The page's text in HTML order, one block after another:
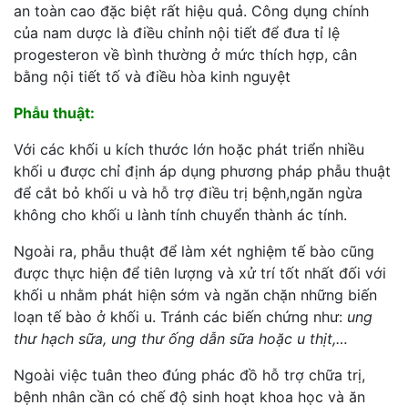
an toàn cao đặc biệt rất hiệu quả. Công dụng chính
của nam dược là điều chỉnh nội tiết để đưa tỉ lệ
progesteron về bình thường ở mức thích hợp, cân
bằng nội tiết tố và điều hòa kinh nguyệt
Phẫu thuật:
Với các khối u kích thước lớn hoặc phát triển nhiều
khối u được chỉ định áp dụng phương pháp phẫu thuật
để cắt bỏ khối u và hỗ trợ điều trị bệnh,ngăn ngừa
không cho khối u lành tính chuyển thành ác tính.
Ngoài ra, phẫu thuật để làm xét nghiệm tế bào cũng
được thực hiện để tiên lượng và xử trí tốt nhất đối với
khối u nhằm phát hiện sớm và ngăn chặn những biến
loạn tế bào ở khối u. Tránh các biến chứng như: ung
thư hạch sữa, ung thư ống dẫn sữa hoặc u thịt,…
Ngoài việc tuân theo đúng phác đồ hỗ trợ chữa trị,
bệnh nhân cần có chế độ sinh hoạt khoa học và ăn